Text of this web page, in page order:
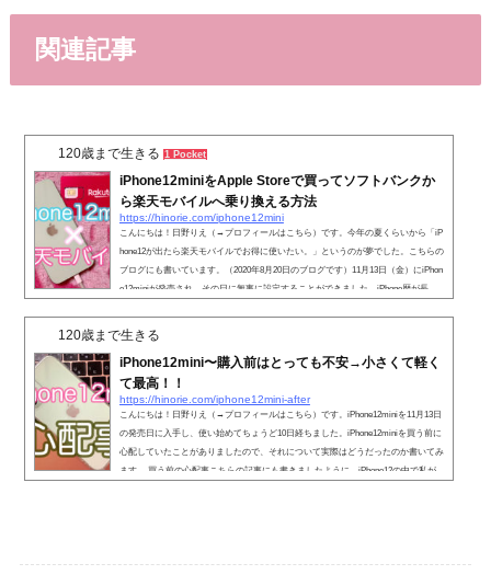
関連記事
120歳まで生きる 1 Pocket
iPhone12miniをApple Storeで買ってソフトバンクか
ら楽天モバイルへ乗り換える方法
https://hinorie.com/iphone12mini
こんにちは！日野りえ（→プロフィールはこちら）です。今年の夏くらいから「iP
hone12が出たら楽天モバイルでお得に使いたい。」というのが夢でした。こちらの
ブログにも書いています。（2020年8月20日のブログです）11月13日（金）にiPhon
e12miniが発売され、その日に無事に設定することができました。iPhone歴が長
くいかず、Appleのサポートに電話してなんとか引き継げたとい...
120歳まで生きる
iPhone12mini〜購入前はとっても不安→小さくて軽く
て最高！！
https://hinorie.com/iphone12mini-after
こんにちは！日野りえ（→プロフィールはこちら）です。iPhone12miniを11月13日
の発売日に入手し、使い始めてちょうど10日経ちました。iPhone12miniを買う前に
心配していたことがありましたので、それについて実際はどうだったのか書いてみ
ます。 買う前の心配事こちらの記事にも書きましたように、iPhone12の中で私が